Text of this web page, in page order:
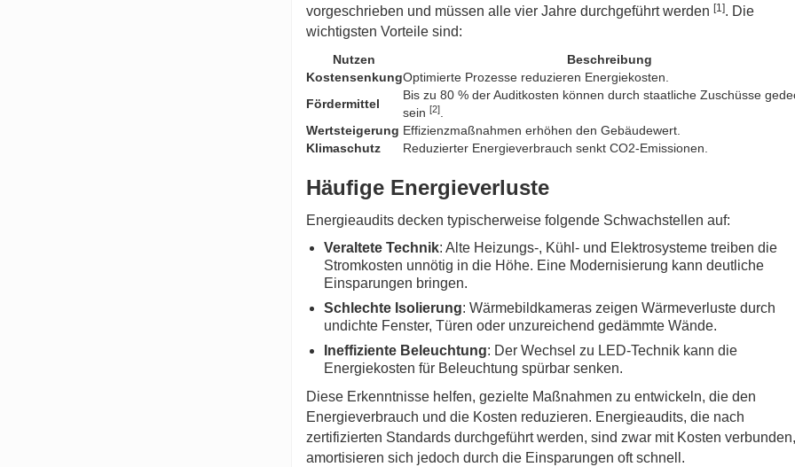
vorgeschrieben und müssen alle vier Jahre durchgeführt werden [1]. Die
wichtigsten Vorteile sind:
Nutzen
Beschreibung
KostensenkungOptimierte Prozesse reduzieren Energiekosten.
Fördermittel
Bis zu 80 % der Auditkosten können durch staatliche Zuschüsse
sein [2].
Wertsteigerung Effizienzmaßnahmen erhöhen den Gebäudewert.
Klimaschutz
Reduzierter Energieverbrauch senkt CO2-Emissionen.
Häufige Energieverluste
Energieaudits decken typischerweise folgende Schwachstellen auf:
Veraltete Technik: Alte Heizungs-, Kühl- und Elektrosysteme treiben die
Stromkosten unnötig in die Höhe. Eine Modernisierung kann deutliche
Einsparungen bringen.
Schlechte Isolierung: Wärmebildkameras zeigen Wärmeverluste durch
undichte Fenster, Türen oder unzureichend gedämmte Wände.
Ineffiziente Beleuchtung: Der Wechsel zu LED-Technik kann die
Energiekosten für Beleuchtung spürbar senken.
Diese Erkenntnisse helfen, gezielte Maßnahmen zu entwickeln, die den
Energieverbrauch und die Kosten reduzieren. Energieaudits, die nach
zertifizierten Standards durchgeführt werden, sind zwar mit Kosten verbunden,
amortisieren sich jedoch durch die Einsparungen oft schnell.